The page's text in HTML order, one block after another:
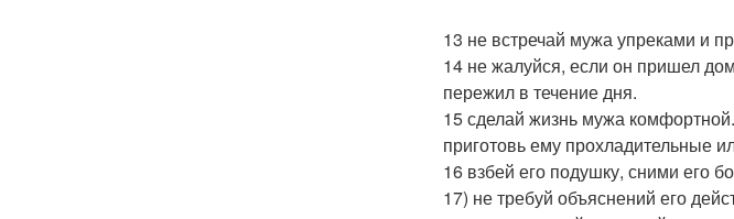
13 не встречай мужа упреками и
14 не жалуйся, если он пришел
пережил в течение дня.
15 сделай жизнь мужа
приготовь ему прохладительные
16 взбей его подушку, сними его
17) не требуй объяснений его